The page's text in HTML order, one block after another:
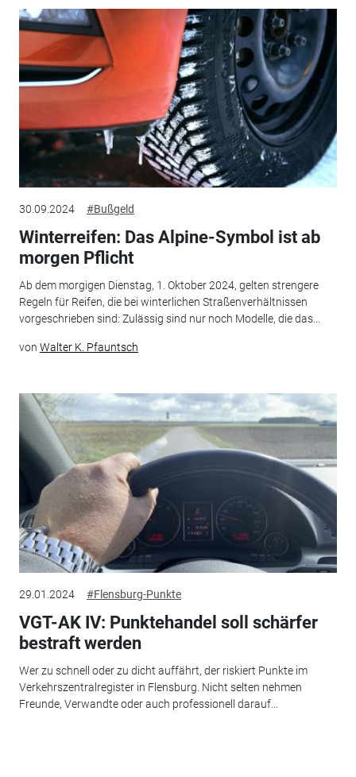
30.09.2024 #Bußgeld
Winterreifen: Das Alpine-Symbol ist ab
morgen Pflicht
Ab dem morgigen Dienstag, 1. Oktober 2024, gelten strengere
Regeln für Reifen, die bei winterlichen Straßenverhältnissen
vorgeschrieben sind: Zulässig sind nur noch Modelle, die das...
von Walter K. Pfauntsch
29.01.2024 #Flensburg-Punkte
VGT-AK IV: Punktehandel soll schärfer
bestraft werden
Wer zu schnell oder zu dicht auffährt, der riskiert Punkte im
Verkehrszentralregister in Flensburg. Nicht selten nehmen
Freunde, Verwandte oder auch professionell darauf...